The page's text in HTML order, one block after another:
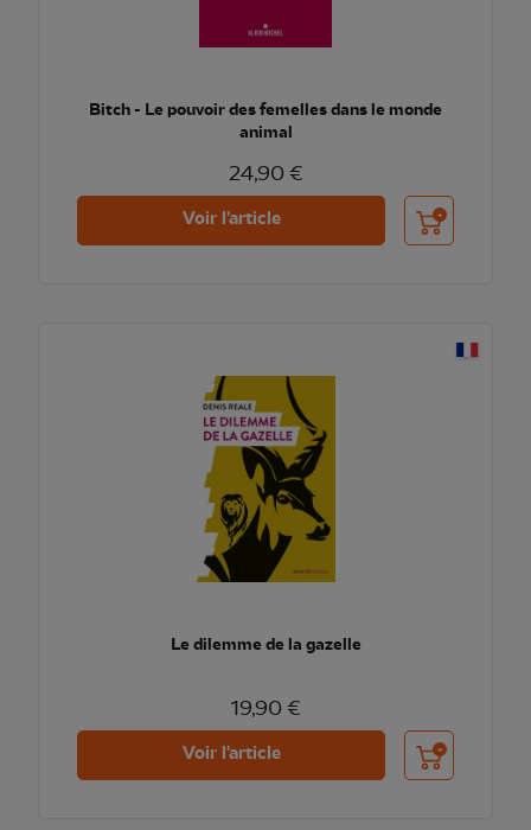
Bitch - Le pouvoir des femelles dans le monde
animal
24,90 €
Voir l'article Ajouter au
Le dilemme de la gazelle
19,90 €
Voir l'article Ajouter au